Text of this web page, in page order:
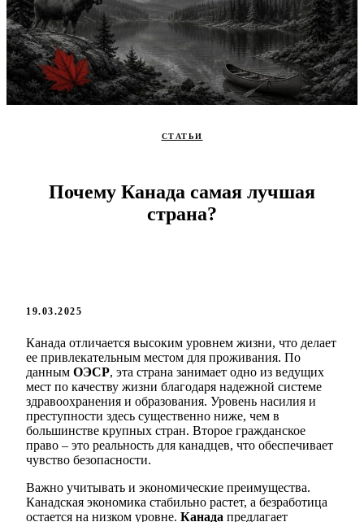
СТАТЬИ
Почему Канада самая лучшая
страна?
19.03.2025
Канада отличается высоким уровнем жизни, что делает
ее привлекательным местом для проживания. По
данным ОЭСР, эта страна занимает одно из ведущих
мест по качеству жизни благодаря надежной системе
здравоохранения и образования. Уровень насилия и
преступности здесь существенно ниже, чем в
большинстве крупных стран. Второе гражданское
право – это реальность для канадцев, что обеспечивает
чувство безопасности.
Важно учитывать и экономические преимущества.
Канадская экономика стабильно растет, а безработица
остается на низком уровне. Канада предлагает